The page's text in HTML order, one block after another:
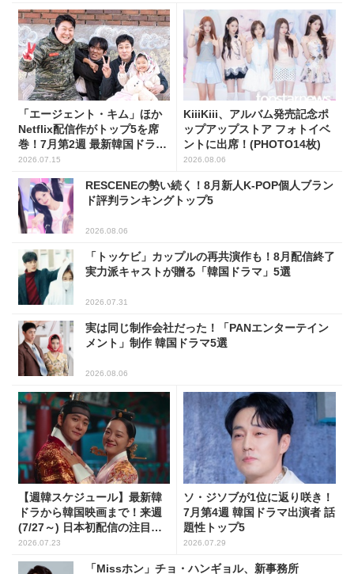
「エージェント・キム」ほか
Netflix配信作がトップ5を席
巻！7月第2週 最新韓国ドラマ
話題性1位～5位
2026.07.15
KiiiKiii、アルバム発売記念ポ
ップアップストア フォトイベ
ントに出席！(PHOTO14枚)
2026.08.06
RESCENEの勢い続く！8月新人K-POP個人ブラン
ド評判ランキングトップ5
2026.08.06
「トッケビ」カップルの再共演作も！8月配信終了
実力派キャストが贈る「韓国ドラマ」5選
2026.07.31
実は同じ制作会社だった！「PANエンターテイン
メント」制作 韓国ドラマ5選
2026.08.06
【週韓スケジュール】最新韓
ドラから韓国映画まで！来週
(7/27～) 日本初配信の注目作3
選
2026.07.23
ソ・ジソブが1位に返り咲き！
7月第4週 韓国ドラマ出演者 話
題性トップ5
2026.07.29
「Missホン」チョ・ハンギョル、新事務所